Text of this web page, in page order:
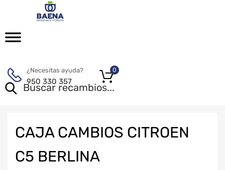
¿Necesitas ayuda?
950 330 357
0
CAJA CAMBIOS CITROEN
C5 BERLINA